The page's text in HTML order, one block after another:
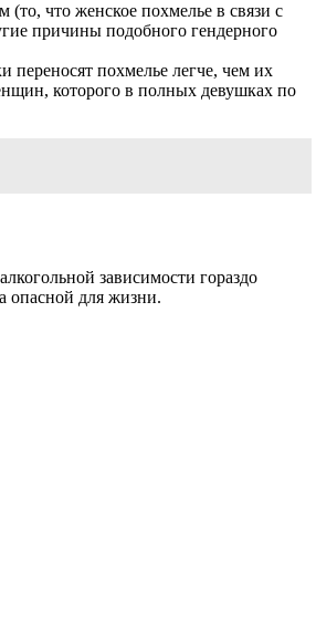
что женское похмелье в связи с
причины подобного гендерного
переносят похмелье легче, чем их
которого в полных девушках по
зависимости гораздо
опасной для жизни.